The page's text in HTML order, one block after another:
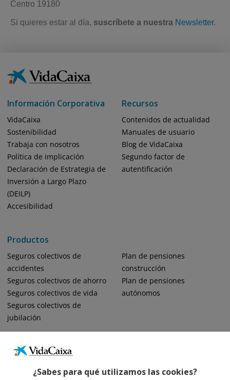
¿Sabes para qué utilizamos las cookies?
Centro 19180
Si quieres estar al día, suscríbete a nuestra Newsletter.
Información Corporativa
VidaCaixa
Sostenibilidad
Trabaja con nosotros
Política de implicación
Declaración de Estrategia de
Inversión a Largo Plazo
(DEILP)
Accesibilidad
Productos
Seguros colectivos de
accidentes
Seguros colectivos de ahorro
Seguros colectivos de vida
Seguros colectivos de
jubilación
Plan de pensiones
construcción
Plan de pensiones
autónomos
Recursos
Contenidos de actualidad
Manuales de usuario
Blog de VidaCaixa
Segundo factor de
autentificación